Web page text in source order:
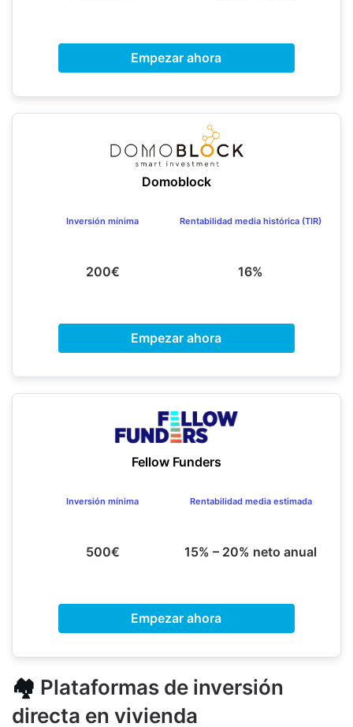
Empezar ahora
Domoblock
Inversión mínima
200€
Rentabilidad media histórica (TIR)
16%
Empezar ahora
Fellow Funders
Inversión mínima
500€
Rentabilidad media estimada
15% – 20% neto anual
Empezar ahora
🏘️ Plataformas de inversión
directa en vivienda